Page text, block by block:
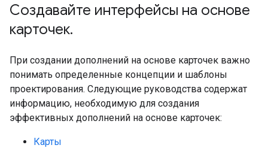
Создавайте интерфейсы на основе
карточек.
При создании дополнений на основе карточек важно
понимать определенные концепции и шаблоны
проектирования. Следующие руководства содержат
информацию, необходимую для создания
эффективных дополнений на основе карточек:
Карты